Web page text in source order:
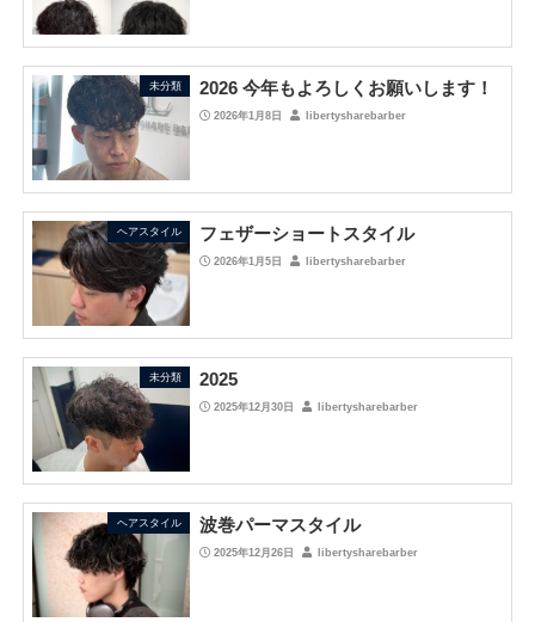
未分類 2026 今年もよろしくお願いします！
2026年1月8日 libertysharebarber
ヘアスタイル フェザーショートスタイル
2026年1月5日 libertysharebarber
未分類 2025
2025年12月30日 libertysharebarber
ヘアスタイル 波巻パーマスタイル
2025年12月26日 libertysharebarber